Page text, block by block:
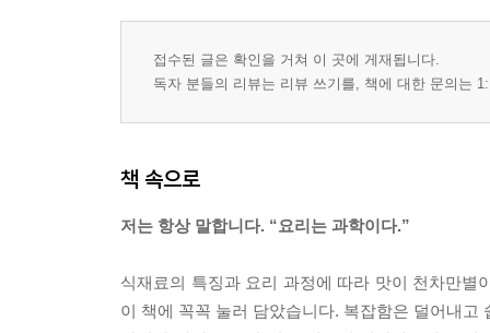
접수된 글은 확인을 거쳐 이 곳에 게재됩니다.
독자 분들의 리뷰는 리뷰 쓰기를, 책에 대한 문의는
책 속으로
저는 항상 말합니다. “요리는 과학이다.”
식재료의 특징과 요리 과정에 따라 맛이 천차만
이 책에 꼭꼭 눌러 담았습니다. 복잡함은 덜어내